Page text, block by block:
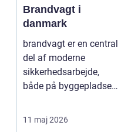
Brandvagt i
danmark
brandvagt er en central
del af moderne
sikkerhedsarbejde,
både på byggepladser,
11 maj 2026